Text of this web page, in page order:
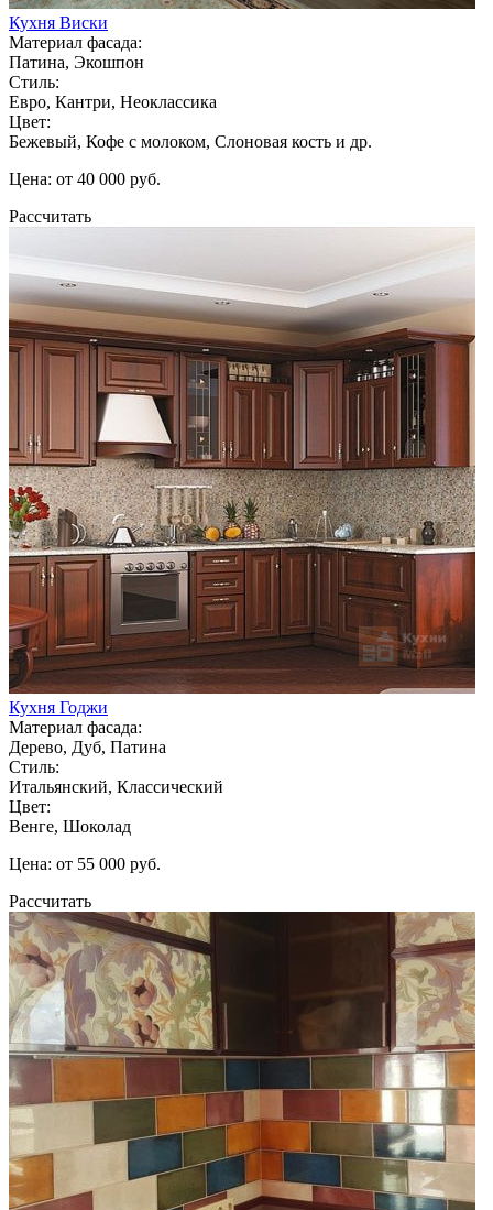
Кухня Виски
Материал фасада:
Патина, Экошпон
Стиль:
Евро, Кантри, Неоклассика
Цвет:
Бежевый, Кофе с молоком, Слоновая кость и др.
Цена: от 40 000 руб.
Рассчитать
Кухня Годжи
Материал фасада:
Дерево, Дуб, Патина
Стиль:
Итальянский, Классический
Цвет:
Венге, Шоколад
Цена: от 55 000 руб.
Рассчитать